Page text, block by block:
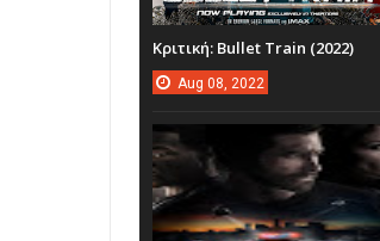
Κριτική: Bullet Train (2022)
Aug 08, 2022